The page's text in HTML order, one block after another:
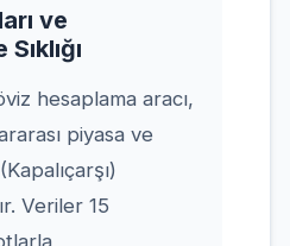
ve
hesaplama aracı,
piyasa ve
Veriler 15